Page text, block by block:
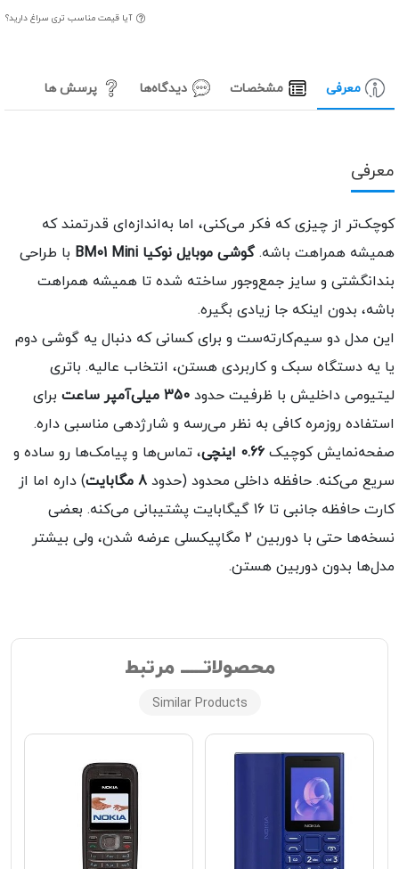
آیا قیمت مناسب تری سراغ دارید؟
معرفی مشخصات دیدگاه‌ها پرسش ها
از چیزی که فکر می‌کنی، اما به‌اندازه‌ای قدرتمند که
همراهت باشه.گوشی موبایل نوکیا BM01 Mini
با طراحی
و سایز جمع‌وجور ساخته شده تا همیشه همراهت
بدون اینکه جا زیادی بگیره.
مدل دو سیم‌کارته‌ست و برای کسانی که دنبال یه گوشی دوم
یه دستگاه سبک و کاربردی هستن، انتخاب عالیه. باتری
داخلیش با ظرفیت حدود350 میلی‌آمپر ساعت
برای
روزمره کافی به نظر می‌رسه و شارژدهی مناسبی داره.
کوچیک0.66 اینچی
، تماس‌ها و پیامک‌ها رو ساده و
می‌کنه. حافظه داخلی محدود (حدود8 مگابایت
) داره اما از
کارت حافظه جانبی تا 16 گیگابایت پشتیبانی می‌کنه. بعضی
نسخه‌ها حتی با دوربین 2 مگاپیکسلی عرضه شدن، ولی بیشتر
بدون دوربین هستن.
محصولاتـــــ مرتبط
Similar Products